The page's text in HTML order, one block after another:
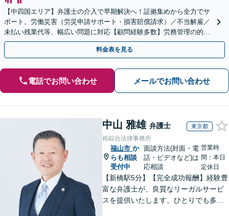
【中四国エリア】弁護士の介入で早期解決へ！証拠集めから全力でサ
ポート。労働災害（労災申請サポート・損害賠償請求）／不当解雇／
未払い残業代等、幅広い問題に対応【顧問経験多数】労務管理の的確
なアドバイスに注力【夜間・休日対応】【岡山駅10分】
料金表を見る
電話でお問い合わせ メールでお問い合わせ
中山 雅雄 弁護士 東京都
裕綜合法律事務所
福山市 か
らも相談
受付中
面談方法(対面・電
話・ビデオなど)は
応相談
営業時
間：本日
定休日
【新橋駅5分】【完全成功報酬】経験豊
富な弁護士が、良質なリーガルサービ
スを提供いたします。ひとりでも多く